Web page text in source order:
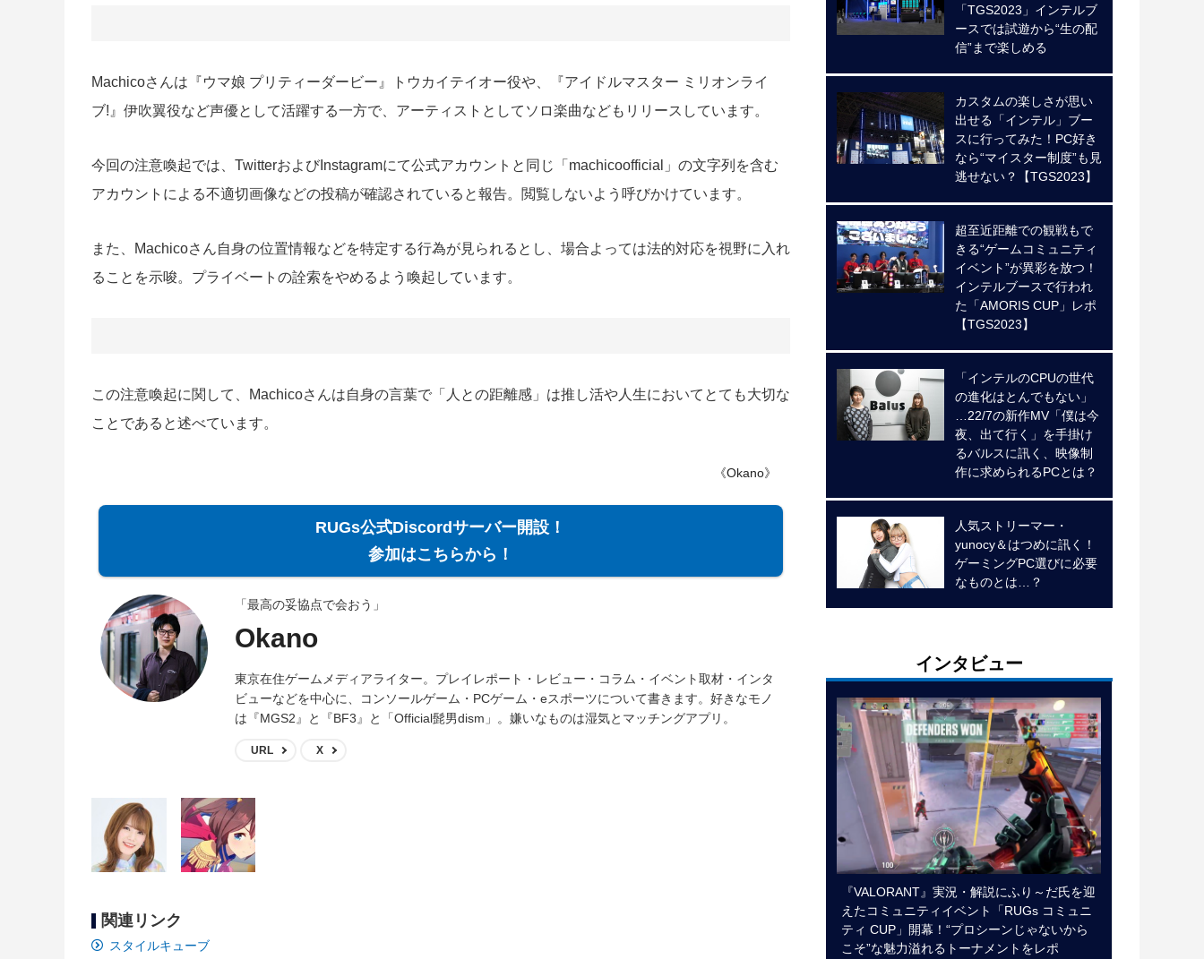
Machicoさんは『ウマ娘 プリティーダービー』トウカイテイオー役や、『アイドルマスター ミリオンライ
ブ!』伊吹翼役など声優として活躍する一方で、アーティストとしてソロ楽曲などもリリースしています。
今回の注意喚起では、TwitterおよびInstagramにて公式アカウントと同じ「machicoofficial」の文字列を含む
アカウントによる不適切画像などの投稿が確認されていると報告。閲覧しないよう呼びかけています。
また、Machicoさん自身の位置情報などを特定する行為が見られるとし、場合よっては法的対応を視野に入れ
ることを示唆。プライベートの詮索をやめるよう喚起しています。
この注意喚起に関して、Machicoさんは自身の言葉で「人との距離感」は推し活や人生においてとても大切な
ことであると述べています。
《Okano》
RUGs公式Discordサーバー開設！
参加はこちらから！
「最高の妥協点で会おう」
Okano
東京在住ゲームメディアライター。プレイレポート・レビュー・コラム・イベント取材・インタ
ビューなどを中心に、コンソールゲーム・PCゲーム・eスポーツについて書きます。好きなモノ
は『MGS2』と『BF3』と「Official髭男dism」。嫌いなものは湿気とマッチングアプリ。
URL X
関連リンク
スタイルキューブ
「TGS2023」インテルブ
ースでは試遊から“生の配
信”まで楽しめる
カスタムの楽しさが思い
出せる「インテル」ブー
スに行ってみた！PC好き
なら“マイスター制度”も見
逃せない？【TGS2023】
超至近距離での観戦もで
きる“ゲームコミュニティ
イベント”が異彩を放つ！
インテルブースで行われ
た「AMORIS CUP」レポ
【TGS2023】
「インテルのCPUの世代
の進化はとんでもない」
…22/7の新作MV「僕は今
夜、出て行く」を手掛け
るバルスに訊く、映像制
作に求められるPCとは？
人気ストリーマー・
yunocy＆はつめに訊く！
ゲーミングPC選びに必要
なものとは…？
インタビュー
『VALORANT』実況・解説にふり～だ氏を迎
えたコミュニティイベント「RUGs コミュニ
ティ CUP」開幕！“プロシーンじゃないから
こそ”な魅力溢れるトーナメントをレポ